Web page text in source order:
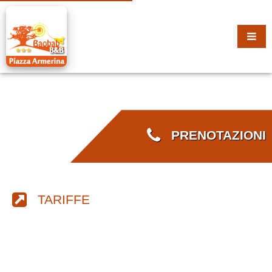
PRENOTAZIONI
TARIFFE